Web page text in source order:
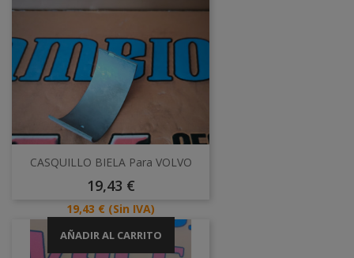
CASQUILLO BIELA Para VOLVO
Precio
19,43 €
Precio
19,43 € (Sin IVA)
AÑADIR AL CARRITO